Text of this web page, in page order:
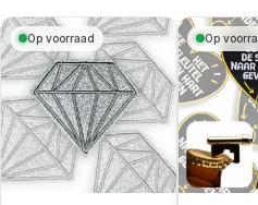
Op voorraad Op